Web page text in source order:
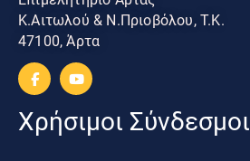
Κ.Αιτωλού & Ν.Πριοβόλου, Τ.Κ.
47100, Άρτα
Χρήσιμοι Σύνδεσμοι